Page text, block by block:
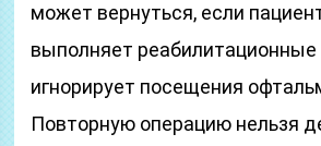
может вернуться, если
выполняет
игнорирует посещения
Повторную операцию нельзя